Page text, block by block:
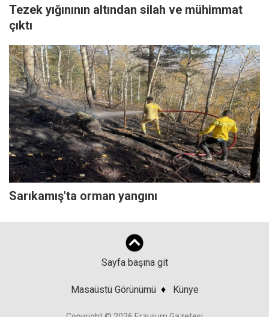
Tezek yığınının altından silah ve mühimmat
çıktı
Sarıkamış'ta orman yangını
Sayfa başına git
Masaüstü Görünümü ♦ Künye